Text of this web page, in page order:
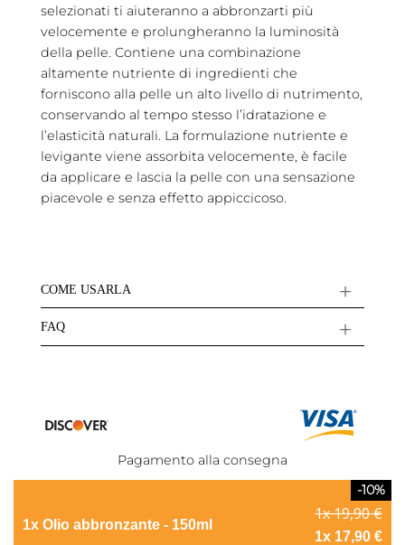
selezionati ti aiuteranno a abbronzarti più
velocemente e prolungheranno la luminosità
della pelle. Contiene una combinazione
altamente nutriente di ingredienti che
forniscono alla pelle un alto livello di nutrimento,
conservando al tempo stesso l’idratazione e
l’elasticità naturali. La formulazione nutriente e
levigante viene assorbita velocemente, è facile
da applicare e lascia la pelle con una sensazione
piacevole e senza effetto appiccicoso.
COME USARLA
FAQ
Pagamento alla consegna
1x Olio abbronzante - 150ml
-10%
1x 19,90 €
1x 17,90 €